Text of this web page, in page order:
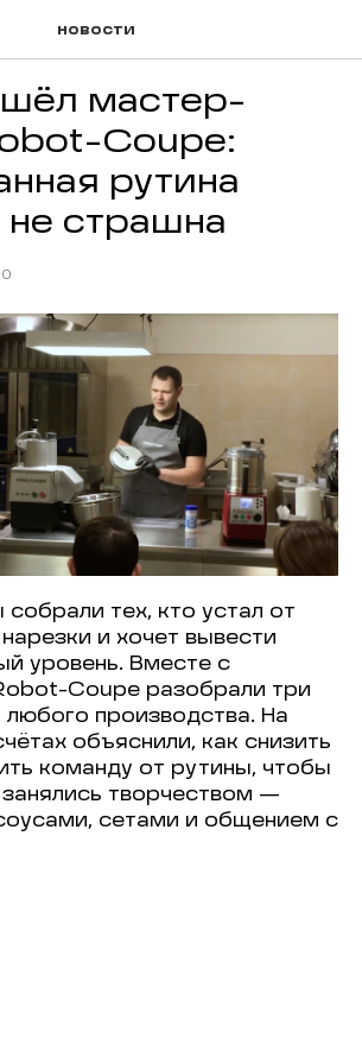
новости
мастер-
Coupe:
рутина
страшна
тех, кто устал от
и хочет вывести
уровень. Вместе с
Coupe разобрали три
любого производства. На
объяснили, как снизить
команду от рутины, чтобы
творчеством —
сетами и общением с